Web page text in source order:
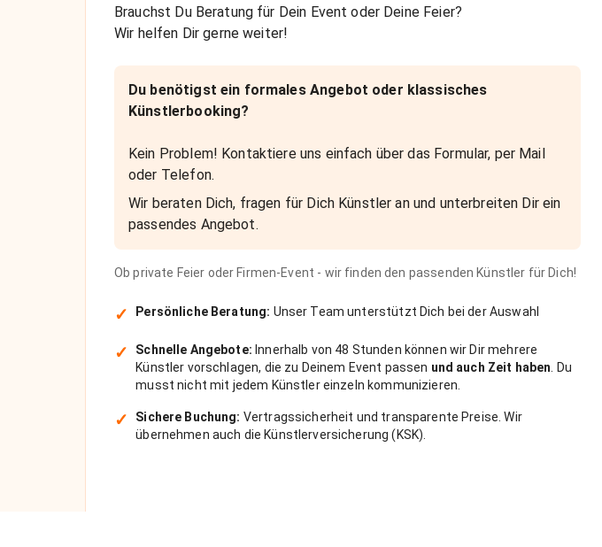
Brauchst Du Beratung für Dein Event oder Deine Feier?
Wir helfen Dir gerne weiter!
Du benötigst ein formales Angebot oder klassisches
Künstlerbooking?
Kein Problem! Kontaktiere uns einfach über das Formular, per Mail
oder Telefon.
Wir beraten Dich, fragen für Dich Künstler an und unterbreiten Dir ein
passendes Angebot.
Ob private Feier oder Firmen-Event - wir finden den passenden Künstler für Dich!
✓ Persönliche Beratung: Unser Team unterstützt Dich bei der Auswahl
✓ Schnelle Angebote: Innerhalb von 48 Stunden können wir Dir mehrere
Künstler vorschlagen, die zu Deinem Event passen und auch Zeit haben . Du
musst nicht mit jedem Künstler einzeln kommunizieren.
✓ Sichere Buchung: Vertragssicherheit und transparente Preise. Wir
übernehmen auch die Künstlerversicherung (KSK).